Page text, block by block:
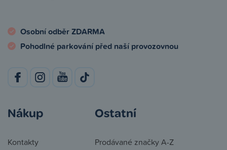
Osobní odběr ZDARMA
Pohodlné parkování před naší provozovnou
Nákup
Kontakty
Ostatní
Prodávané značky A-Z